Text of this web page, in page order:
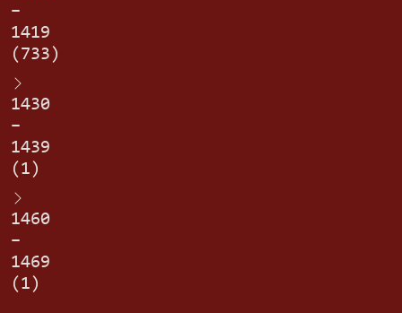
–
1419
(733)
1430
–
1439
(1)
1460
–
1469
(1)